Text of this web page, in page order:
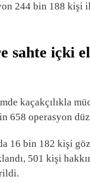
244 bin 188 kişi
sahte içki
kaçakçılıkla
658 operasyon
16 bin 182 kişi
501 kişi